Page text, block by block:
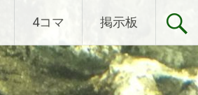
4コマ 掲示板